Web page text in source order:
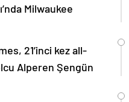
Milwaukee
21’inci kez all-
Alperen Şengün